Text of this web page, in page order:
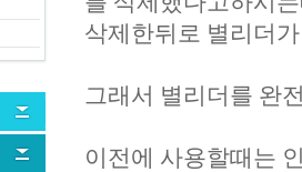
삭제한뒤로 별리더
그래서 별리더를 완
이전에 사용할때는